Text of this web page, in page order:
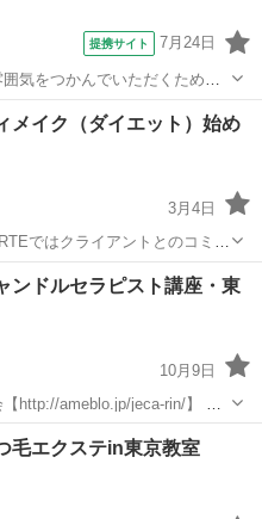
提携サイト 7月24日
気をつかんでいただくための
を多数ご用意しております。
家庭教師の様にマンツーマンで
メイク（ダイエット）始め
3月4日
ではクライアントとのコミュ
グラムを組んでいきます。 ・
たい ・姿勢改善をしたい ・
ンドルセラピスト講座・東
10月9日
http://ameblo.jp/jeca-rin/】 耳
を学びませんか？ 耳から
と耳つぼケア・耳...
つぼ
毛エクステin東京教室